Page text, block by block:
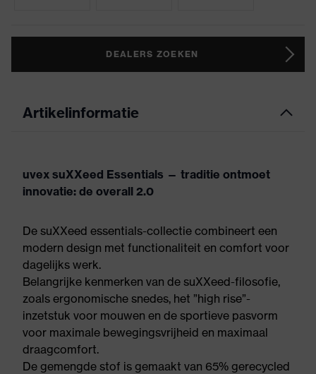
DEALERS ZOEKEN
Artikelinformatie
uvex suXXeed Essentials — traditie ontmoet
innovatie: de overall 2.0
De suXXeed essentials-collectie combineert een
modern design met functionaliteit en comfort voor
dagelijks werk.
Belangrijke kenmerken van de suXXeed-filosofie,
zoals ergonomische snedes, het ”high rise”-
inzetstuk voor mouwen en de sportieve pasvorm
voor maximale bewegingsvrijheid en maximaal
draagcomfort.
De gemengde stof is gemaakt van 65% gerecycled